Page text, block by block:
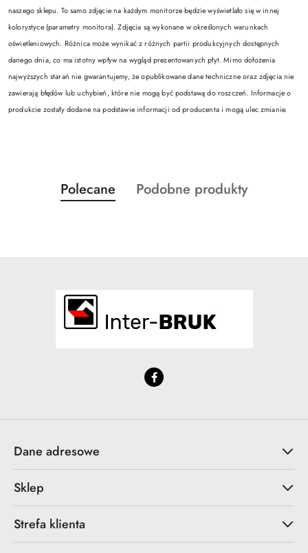
naszego sklepu. To samo zdjęcie na każdym monitorze będzie wyświetlało się w innej
kolorystyce (parametry monitora). Zdjęcia są wykonane w określonych warunkach
oświetleniowych. Różnica może wynikać z różnych partii produkcyjnych dostępnych
danego dnia, co ma istotny wpływ na wygląd prezentowanych płyt. Mimo dołożenia
najwyższych starań nie gwarantujemy, że opublikowane dane techniczne oraz zdjęcia nie
zawierają błędów lub uchybień, które nie mogą być podstawą do roszczeń. Informacje o
produkcie zostały dodane na podstawie informacji od producenta i mogą ulec zmianie.
Pomiń karuzelę produktów
Produkty
o
Polecane
Produkty
Podobne produkty
Dane adresowe
Sklep
Strefa klienta